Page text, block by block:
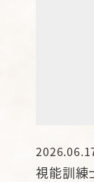
視能訓練
投稿日